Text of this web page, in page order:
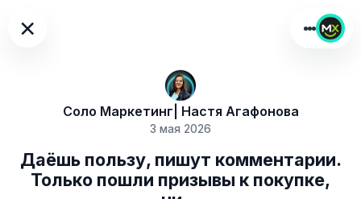
×
Соло Маркетинг| Настя Агафонова
3 мая 2026
Даёшь пользу, пишут комментарии.
Только пошли призывы к покупке,